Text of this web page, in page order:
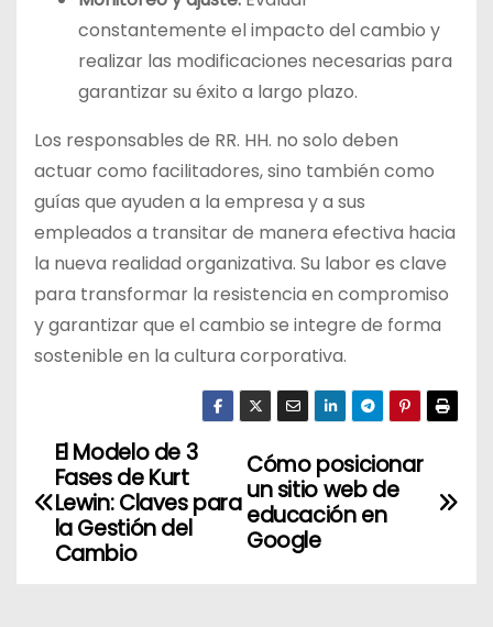
constantemente el impacto del cambio y
realizar las modificaciones necesarias para
garantizar su éxito a largo plazo.
Los responsables de RR. HH. no solo deben
actuar como facilitadores, sino también como
guías que ayuden a la empresa y a sus
empleados a transitar de manera efectiva hacia
la nueva realidad organizativa. Su labor es clave
para transformar la resistencia en compromiso
y garantizar que el cambio se integre de forma
sostenible en la cultura corporativa.
N
a
Cómo posicionar
un sitio web de
educación en
Google
El Modelo de 3
Fases de Kurt
Lewin: Claves para
la Gestión del
Cambio